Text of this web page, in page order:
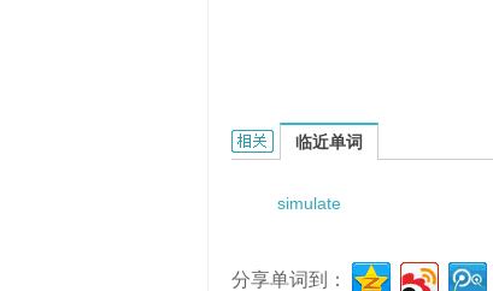
simulated spark-ignition engine
临近单词
simulate
分享单词到：